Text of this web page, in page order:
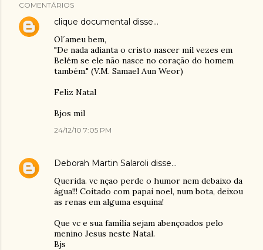
COMENTÁRIOS
clique documental disse…
Ol´ameu bem,
"De nada adianta o cristo nascer mil vezes em
Belém se ele não nasce no coração do homem
também." (V.M. Samael Aun Weor)
Feliz Natal
Bjos mil
24/12/10 7:05 PM
Deborah Martin Salaroli disse…
Querida. vc nçao perde o humor nem debaixo da
água!!! Coitado com papai noel, num bota, deixou
as renas em alguma esquina!
Que vc e sua família sejam abençoados pelo
menino Jesus neste Natal.
Bjs